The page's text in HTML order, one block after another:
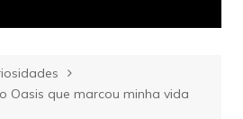
Oasis que marcou minha vida